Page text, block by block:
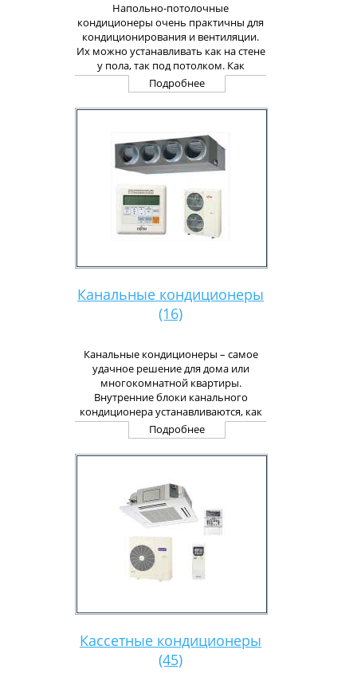
Напольно-потолочные
кондиционеры очень практичны для
кондиционирования и вентиляции.
Их можно устанавливать как на стене
у пола, так под потолком. Как
правило, их используют в
продуктовых магазинах либо в
офисах, где для установки бытового
специальное место.
Подробнее
Канальные кондиционеры
(16)
Канальные кондиционеры – самое
удачное решение для дома или
многокомнатной квартиры.
Внутренние блоки канального
кондиционера устанавливаются, как
правило, в подпотолочном
пространстве, поэтому они
незаметны в помещении. Канальные
уровнем шума, а срок их службы
намного больше, чем у любого
другого кондиционера. Кроме того,
содержать канального кондиционера
экономичнее, чем несколько сплит-
систем, и в плане энергосбережения,
и в плане технического
обслуживания.
Подробнее
Кассетные кондиционеры
(45)